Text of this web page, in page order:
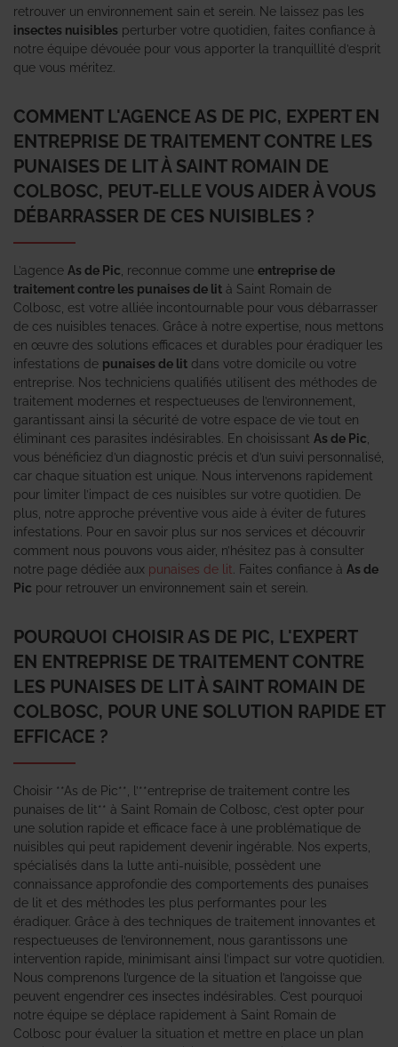
retrouver un environnement sain et serein. Ne laissez pas les
insectes nuisibles perturber votre quotidien, faites confiance à
notre équipe dévouée pour vous apporter la tranquillité d’esprit
que vous méritez.
COMMENT L'AGENCE AS DE PIC, EXPERT EN
ENTREPRISE DE TRAITEMENT CONTRE LES
PUNAISES DE LIT À SAINT ROMAIN DE
COLBOSC, PEUT-ELLE VOUS AIDER À VOUS
DÉBARRASSER DE CES NUISIBLES ?
L’agence As de Pic , reconnue comme une entreprise de
traitement contre les punaises de lit à Saint Romain de
Colbosc, est votre alliée incontournable pour vous débarrasser
de ces nuisibles tenaces. Grâce à notre expertise, nous mettons
en œuvre des solutions efficaces et durables pour éradiquer les
infestations de punaises de lit dans votre domicile ou votre
entreprise. Nos techniciens qualifiés utilisent des méthodes de
traitement modernes et respectueuses de l’environnement,
garantissant ainsi la sécurité de votre espace de vie tout en
éliminant ces parasites indésirables. En choisissant As de Pic
vous bénéficiez d’un diagnostic précis et d’un suivi personnalisé,
car chaque situation est unique. Nous intervenons rapidement
pour limiter l’impact de ces nuisibles sur votre quotidien. De
plus, notre approche préventive vous aide à éviter de futures
infestations. Pour en savoir plus sur nos services et découvrir
comment nous pouvons vous aider, n’hésitez pas à consulter
notre page dédiée aux punaises de lit . Faites confiance à As de
Pic pour retrouver un environnement sain et serein.
POURQUOI CHOISIR AS DE PIC, L'EXPERT
EN ENTREPRISE DE TRAITEMENT CONTRE
LES PUNAISES DE LIT À SAINT ROMAIN DE
COLBOSC, POUR UNE SOLUTION RAPIDE ET
EFFICACE ?
Choisir **As de Pic**, l’**entreprise de traitement contre les
punaises de lit** à Saint Romain de Colbosc, c’est opter pour
une solution rapide et efficace face à une problématique de
nuisibles qui peut rapidement devenir ingérable. Nos experts,
spécialisés dans la lutte anti-nuisible, possèdent une
connaissance approfondie des comportements des punaises
de lit et des méthodes les plus performantes pour les
éradiquer. Grâce à des techniques de traitement innovantes et
respectueuses de l’environnement, nous garantissons une
intervention rapide, minimisant ainsi l’impact sur votre quotidien.
Nous comprenons l’urgence de la situation et l’angoisse que
peuvent engendrer ces insectes indésirables. C’est pourquoi
notre équipe se déplace rapidement à Saint Romain de
Colbosc pour évaluer la situation et mettre en place un plan